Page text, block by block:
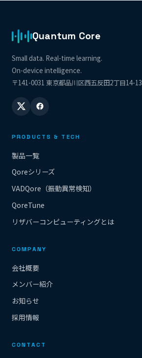
Quantum Core
Small data. Real-time learning.
On-device intelligence.
〒141-0031 東京都品川区西五反田2丁目14-13
PRODUCTS & TECH
製品一覧
Qoreシリーズ
VADQore（振動異常検知）
QoreTune
リザバーコンピューティングとは
COMPANY
会社概要
メンバー紹介
お知らせ
採用情報
CONTACT